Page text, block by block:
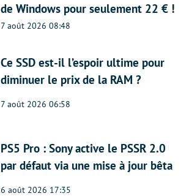
de Windows pour seulement 22 € !
7 août 2026 08:48
Ce SSD est-il l’espoir ultime pour
diminuer le prix de la RAM ?
7 août 2026 06:58
PS5 Pro : Sony active le PSSR 2.0
par défaut via une mise à jour bêta
6 août 2026 17:35